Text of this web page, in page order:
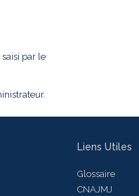
par le
Liens Utiles
Glossaire
CNAJMJ